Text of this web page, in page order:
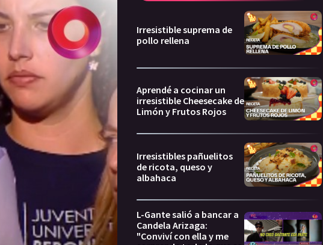
Irresistible suprema de
pollo rellena
Aprendé a cocinar un
irresistible Cheesecake de
Limón y Frutos Rojos
Irresistibles pañuelitos
de ricota, queso y
albahaca
L-Gante salió a bancar a
Candela Arizaga:
"Conviví con ella y me